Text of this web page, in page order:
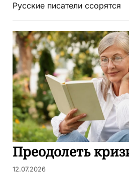
Русские писатели ссорятся
Преодолеть
12.07.2026